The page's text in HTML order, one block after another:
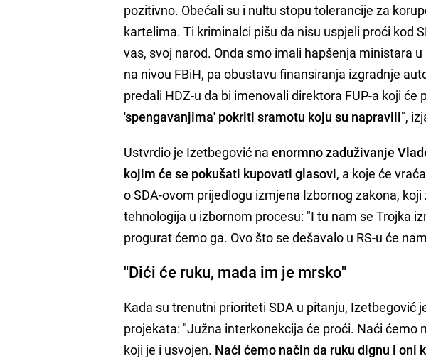
pozitivno. Obećali su i nultu stopu tolerancije za
kartelima. Ti kriminalci pišu da nisu uspjeli proći kod
vas, svoj narod. Onda smo imali hapšenja ministara
na nivou FBiH, pa obustavu finansiranja izgradnje
predali HDZ-u da bi imenovali direktora FUP-a koji
'spengavanjima' pokriti sramotu koju su napravili",
Ustvrdio je Izetbegović naenormno zaduživanje
kojim će se pokušati kupovati glasovi, a koje će
o SDA-ovom prijedlogu izmjena Izbornog zakona,
tehnologija u izbornom procesu: "I tu nam se Trojka
progurat ćemo ga. Ovo što se dešavalo u RS-u će
"Dići će ruku, mada im je mrsko"
Kada su trenutni prioriteti SDA u pitanju, Izetbegović
projekata: "Južna interkonekcija će proći. Naći ćemo
koji je i usvojen. Naći ćemo način da ruku dignu i oni